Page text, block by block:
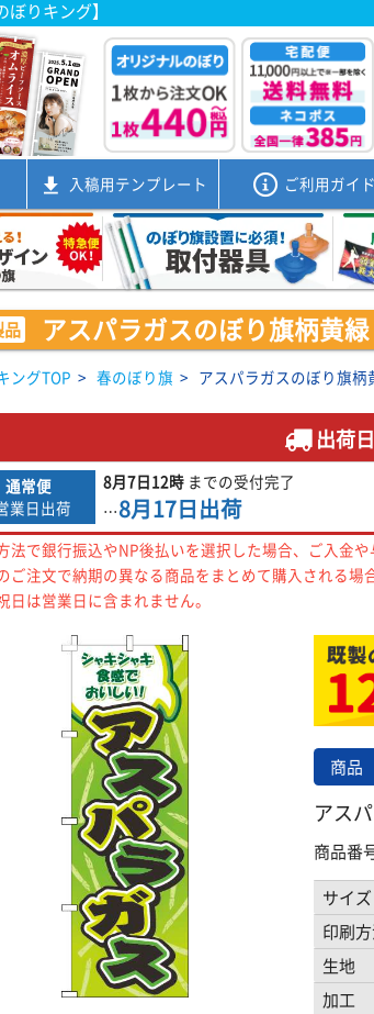
りキング】
入稿用テンプレート ご利用ガイド
アスパラガスのぼり旗柄黄緑
ングTOP > 春のぼり旗 > アスパラガスのぼり旗柄
出荷
通常便
業日出荷
8月7日12時 までの受付完了
…8月17日出荷
法で銀行振込やNP後払いを選択した場合、ご入金
ご注文で納期の異なる商品をまとめて購入される場
日は営業日に含まれません。
商品
アス
商品番
サイズ
印刷
生地
加工